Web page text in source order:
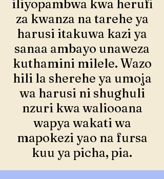
iliyopambwa kwa herufi
za kwanza na tarehe ya
harusi itakuwa kazi ya
sanaa ambayo unaweza
kuthamini milele. Wazo
hili la sherehe ya umoja
wa harusi ni shughuli
nzuri kwa waliooana
wapya wakati wa
mapokezi yao na fursa
kuu ya picha, pia.